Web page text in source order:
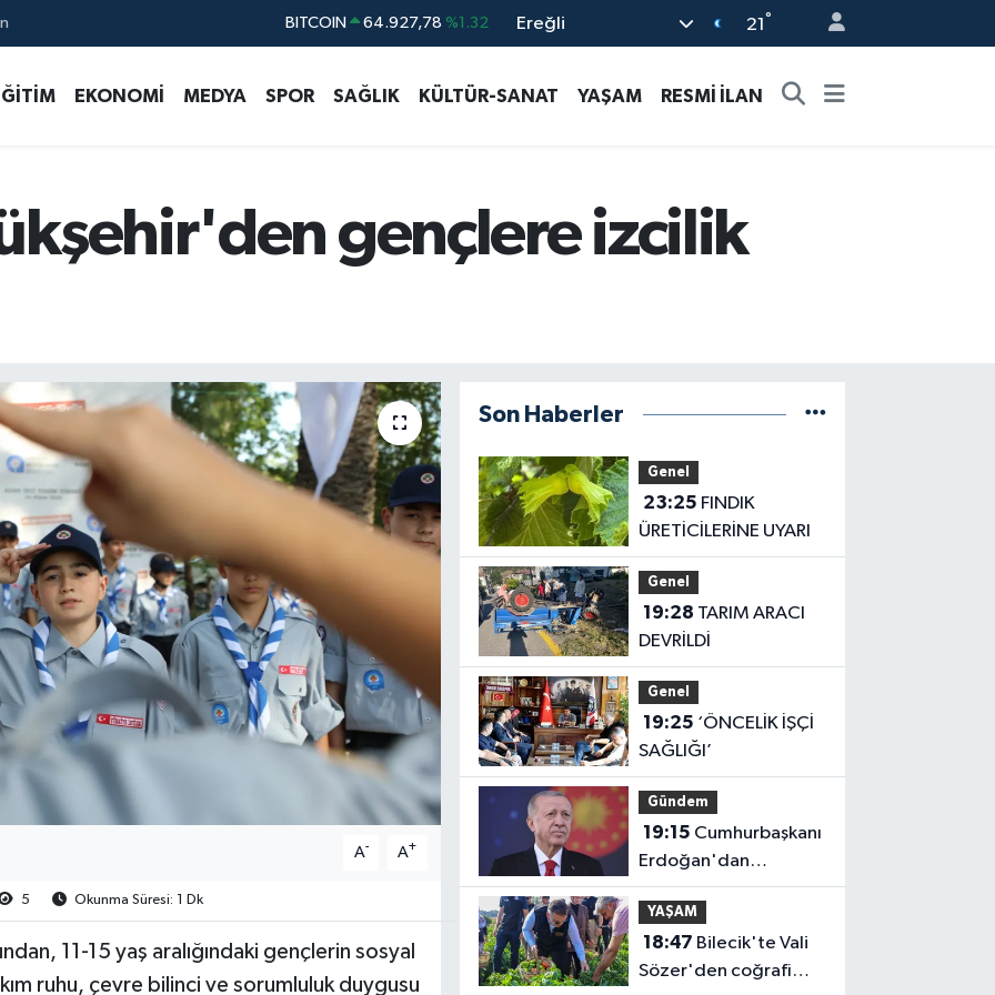
Ereğli 21 °
EKONOMİ MEDYA SPOR SAĞLIK KÜLTÜR-SANAT YAŞAM RESMİ İLAN
gençlere izcilik
A- A+
5 Okunma Süresi: 1 Dk
11-15 yaş aralığındaki gençlerin sosyal
ruhu, çevre bilinci ve sorumluluk duygusu
Son Haberler
Genel
23:25
ÜRETİCİLERİNE UYARI
Genel
19:28
DEVRİLDİ
Genel
19:25
SAĞLIĞI’
Gündem
19:15
Erdoğan'dan
'Terörsüz Türkiye'
mesajı
YAŞAM
18:47
Sözer'den coğrafi